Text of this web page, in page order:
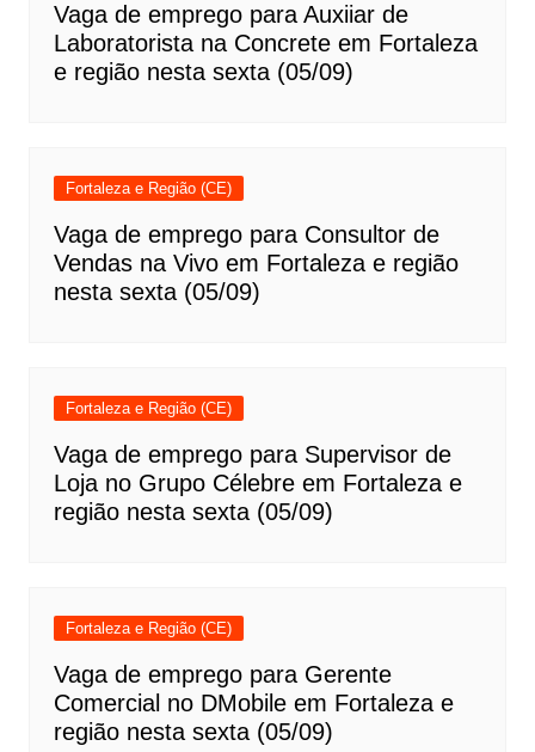
Vaga de emprego para Auxiiar de
Laboratorista na Concrete em Fortaleza
e região nesta sexta (05/09)
Fortaleza e Região (CE)
Vaga de emprego para Consultor de
Vendas na Vivo em Fortaleza e região
nesta sexta (05/09)
Fortaleza e Região (CE)
Vaga de emprego para Supervisor de
Loja no Grupo Célebre em Fortaleza e
região nesta sexta (05/09)
Fortaleza e Região (CE)
Vaga de emprego para Gerente
Comercial no DMobile em Fortaleza e
região nesta sexta (05/09)